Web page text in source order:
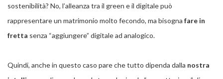
sostenibilità? No, l’alleanza tra il green e il digitale può
rappresentare un matrimonio molto fecondo, ma bisogna fare in
fretta senza “aggiungere” digitale ad analogico.
Quindi, anche in questo caso pare che tutto dipenda dalla nostra